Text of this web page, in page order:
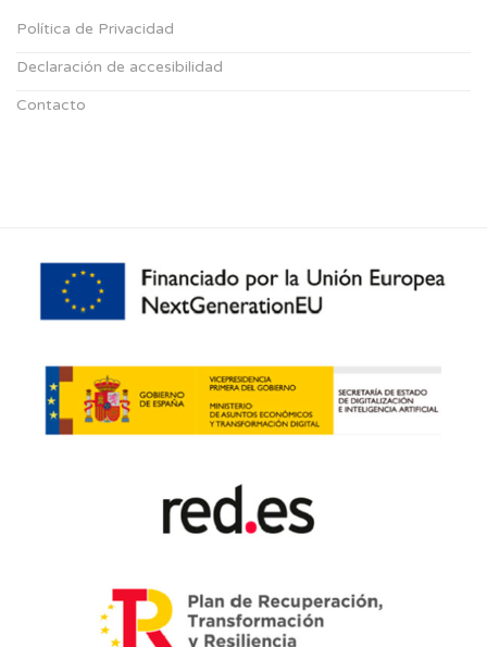
Política de Privacidad
Declaración de accesibilidad
Contacto